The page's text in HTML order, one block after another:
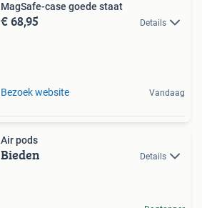
MagSafe-case goede staat
€ 68,95 Details
Bezoek website Vandaag
Air pods
Bieden Details